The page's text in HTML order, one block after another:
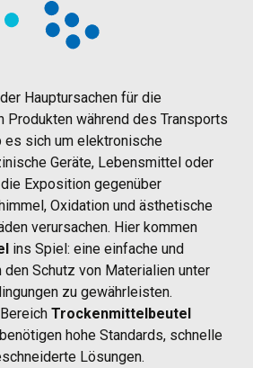
Hauptursachen für die
Produkten während des Transports
es sich um elektronische
Geräte, Lebensmittel oder
Exposition gegenüber
Oxidation und ästhetische
verursachen. Hier kommen
ins Spiel: eine einfache und
Schutz von Materialien unter
zu gewährleisten.
Trockenmittelbeutel
hohe Standards, schnelle
Lösungen.